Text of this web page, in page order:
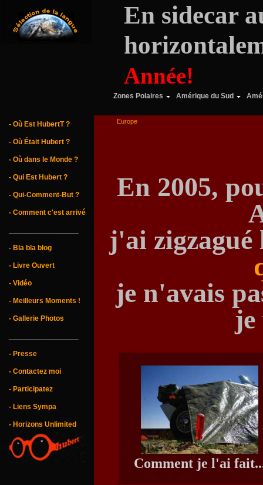
En sidecar
Année!
Zones Polaires Amérique du Sud
- Où Est HubertT ?
- Où Était Hubert ?
- Où dans le Monde ?
- Qui Est Hubert ?
- Qui-Comment-But ?
- Comment c'est arrivé
- Bla bla blog
- Livre Ouvert
- Vidéo
- Meilleurs Moments !
- Gallerie Photos
- Presse
- Contactez moi
- Participatez
- Liens Sympa
- Horizons Unlimited
Europe
En 2005,
j'ai
je n'avais
je
Comment je l'ai